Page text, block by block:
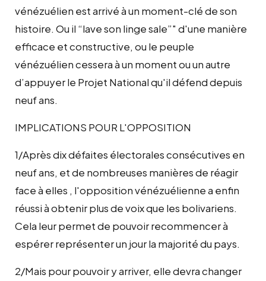
vénézuélien est arrivé à un moment-clé de son
histoire. Ou il “lave son linge sale”" d'une manière
efficace et constructive, ou le peuple
vénézuélien cessera à un moment ou un autre
d’appuyer le Projet National qu'il défend depuis
neuf ans.
IMPLICATIONS POUR L'OPPOSITION
1/Après dix défaites électorales consécutives en
neuf ans, et de nombreuses manières de réagir
face à elles , l'opposition vénézuélienne a enfin
réussi à obtenir plus de voix que les bolivariens.
Cela leur permet de pouvoir recommencer à
espérer représenter un jour la majorité du pays.
2/Mais pour pouvoir y arriver, elle devra changer